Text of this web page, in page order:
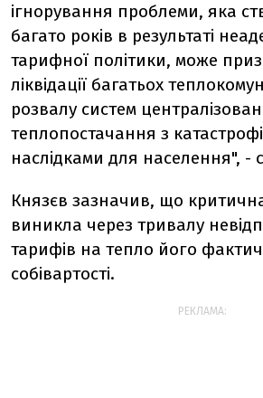
ігнорування проблеми, яка
багато років в результаті
тарифної політики, може
ліквідації багатьох
розвалу систем
теплопостачання з
наслідками для населення", -
Князєв зазначив, що
виникла через тривалу
тарифів на тепло його
собівартості.
РЕКЛАМА: